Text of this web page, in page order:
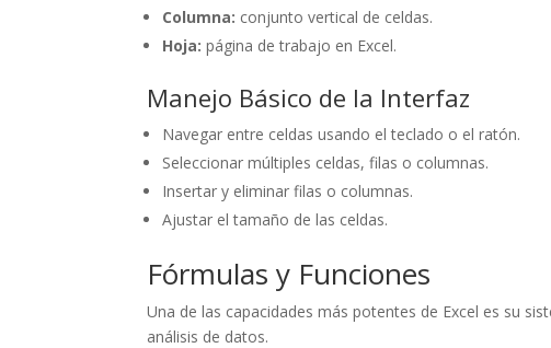
Columna: conjunto vertical de celdas.
Hoja: página de trabajo en Excel.
Manejo Básico de la Interfaz
Navegar entre celdas usando el teclado o el ratón.
Seleccionar múltiples celdas, filas o columnas.
Insertar y eliminar filas o columnas.
Ajustar el tamaño de las celdas.
Fórmulas y Funciones
Una de las capacidades más potentes de Excel es su
análisis de datos.